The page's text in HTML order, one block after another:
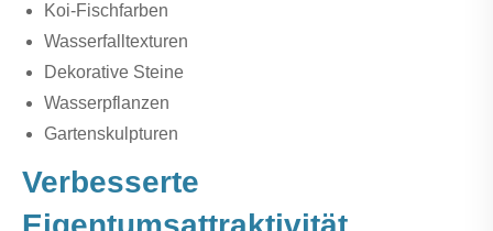
Koi-Fischfarben
Wasserfalltexturen
Dekorative Steine
Wasserpflanzen
Gartenskulpturen
Verbesserte